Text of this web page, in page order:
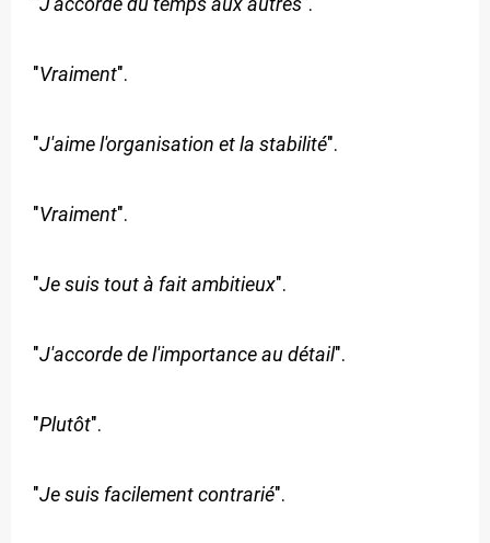
"Vraiment".
"J'aime l'organisation et la stabilité".
"Vraiment".
"Je suis tout à fait ambitieux".
"J'accorde de l'importance au détail".
"Plutôt".
"Je suis facilement contrarié".